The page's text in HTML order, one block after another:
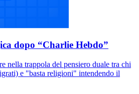
dopo “Charlie Hebdo”
nella trappola del pensiero duale tra chi
e "basta religioni" intendendo il